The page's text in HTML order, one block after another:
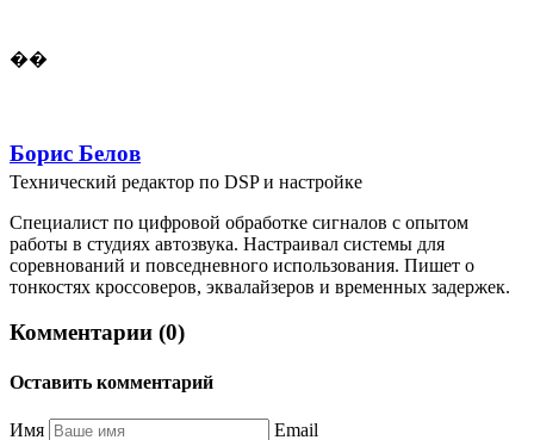
��
Борис Белов
Технический редактор по DSP и настройке
Специалист по цифровой обработке сигналов с опытом
работы в студиях автозвука. Настраивал системы для
соревнований и повседневного использования. Пишет о
тонкостях кроссоверов, эквалайзеров и временных задержек.
Комментарии (0)
Оставить комментарий
Имя
Email